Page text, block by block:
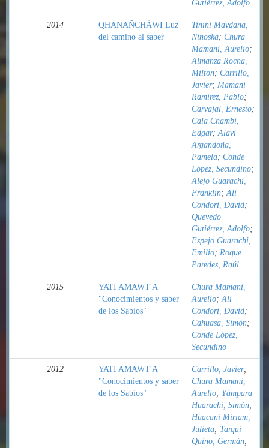
Gutiérrez, Adolfo
2014
QHANAÑCHÄWI Luz
del camino al saber
Tinini Maydana,
Ninoska; Chura
Mamani, Aurelio;
Almanza Rocha,
Milton; Carrillo,
Javier; Mamani
Ramirez, Pablo;
Carvajal, Ernesto;
Cala Chambi,
Edgar;Alavi
Argandoña,
Pamela; Conde
López, Secundino;
Alejo Guarachi,
Franklin;Ali
Condori, David;
Quevedo
Gutiérrez, Adolfo;
Espejo Guarachi,
Emilio; Roque
Paredes, Raúl
2015
YATI AMAWT'A
"Conocimientos y saber
de los Sabios"
Chura Mamani,
Aurelio;Ali
Condori, David;
Cahuasa, Simón;
Conde López,
Secundino
2012
YATI AMAWT'A
"Conocimientos y saber
de los Sabios"
Carrillo, Javier;
Chura Mamani,
Aurelio; Yámpara
Huarachi, Simón;
Huacani Miriam,
Julieta; Tarqui
Quino, Germán;